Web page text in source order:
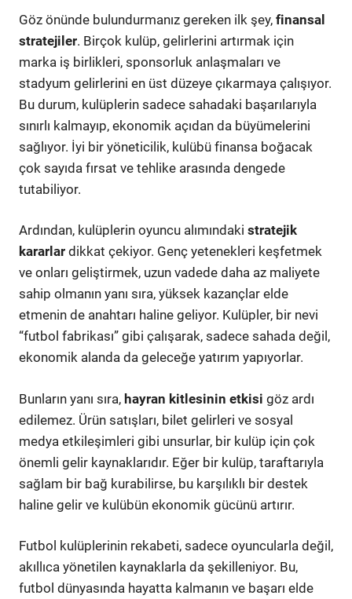
Göz önünde bulundurmanız gereken ilk şey, finansal
stratejiler. Birçok kulüp, gelirlerini artırmak için
marka iş birlikleri, sponsorluk anlaşmaları ve
stadyum gelirlerini en üst düzeye çıkarmaya çalışıyor.
Bu durum, kulüplerin sadece sahadaki başarılarıyla
sınırlı kalmayıp, ekonomik açıdan da büyümelerini
sağlıyor. İyi bir yöneticilik, kulübü finansa boğacak
çok sayıda fırsat ve tehlike arasında dengede
tutabiliyor.
Ardından, kulüplerin oyuncu alımındaki stratejik
kararlar dikkat çekiyor. Genç yetenekleri keşfetmek
ve onları geliştirmek, uzun vadede daha az maliyete
sahip olmanın yanı sıra, yüksek kazançlar elde
etmenin de anahtarı haline geliyor. Kulüpler, bir nevi
“futbol fabrikası” gibi çalışarak, sadece sahada değil,
ekonomik alanda da geleceğe yatırım yapıyorlar.
Bunların yanı sıra, hayran kitlesinin etkisi göz ardı
edilemez. Ürün satışları, bilet gelirleri ve sosyal
medya etkileşimleri gibi unsurlar, bir kulüp için çok
önemli gelir kaynaklarıdır. Eğer bir kulüp, taraftarıyla
sağlam bir bağ kurabilirse, bu karşılıklı bir destek
haline gelir ve kulübün ekonomik gücünü artırır.
Futbol kulüplerinin rekabeti, sadece oyuncularla değil,
akıllıca yönetilen kaynaklarla da şekilleniyor. Bu,
futbol dünyasında hayatta kalmanın ve başarı elde